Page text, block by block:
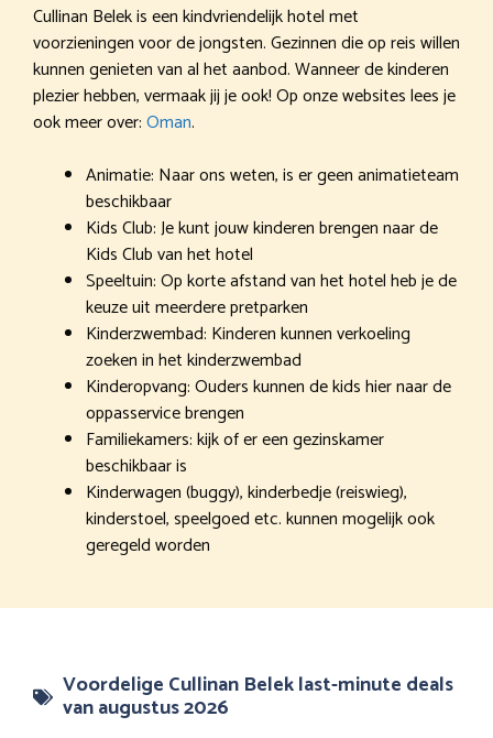
Cullinan Belek is een kindvriendelijk hotel met
voorzieningen voor de jongsten. Gezinnen die op reis willen
kunnen genieten van al het aanbod. Wanneer de kinderen
plezier hebben, vermaak jij je ook! Op onze websites lees je
ook meer over:Oman.
Animatie: Naar ons weten, is er geen animatieteam
beschikbaar
Kids Club: Je kunt jouw kinderen brengen naar de
Kids Club van het hotel
Speeltuin: Op korte afstand van het hotel heb je de
keuze uit meerdere pretparken
Kinderzwembad: Kinderen kunnen verkoeling
zoeken in het kinderzwembad
Kinderopvang: Ouders kunnen de kids hier naar de
oppasservice brengen
Familiekamers: kijk of er een gezinskamer
beschikbaar is
Kinderwagen (buggy), kinderbedje (reiswieg),
kinderstoel, speelgoed etc. kunnen mogelijk ook
geregeld worden
Voordelige Cullinan Belek last-minute deals
van augustus 2026